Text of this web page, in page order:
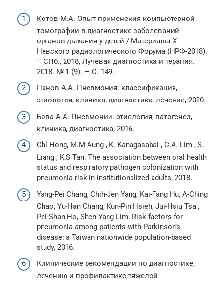
Котов М.А. Опыт применения компьютерной
томографии в диагностике заболеваний
органов дыхания у детей / Материалы X
Невского радиологического Форума (НРФ-2018).
– СПб., 2018, Лучевая диагностика и терапия.
2018. № 1 (9). — С. 149.
Панов А.А. Пневмония: классификация,
этиология, клиника, диагностика, лечение, 2020.
Бова А.А. Пневмонии: этиология, патогенез,
клиника, диагностика, 2016.
Chl Hong, M.M Aung , K. Kanagasabai , C.A. Lim , S.
Liang , K.S Tan. The association between oral health
status and respiratory pathogen colonization with
pneumonia risk in institutionalized adults, 2018.
Yang-Pei Chang, Chih-Jen Yang, Kai-Fang Hu, A-Ching
Chao, Yu-Han Chang, Kun-Pin Hsieh, Jui-Hsiu Tsai,
Pei-Shan Ho, Shen-Yang Lim. Risk factors for
pneumonia among patients with Parkinson’s
disease: a Taiwan nationwide population-based
study, 2016.
Клинические рекомендации по диагностике,
лечению и профилактике тяжелой